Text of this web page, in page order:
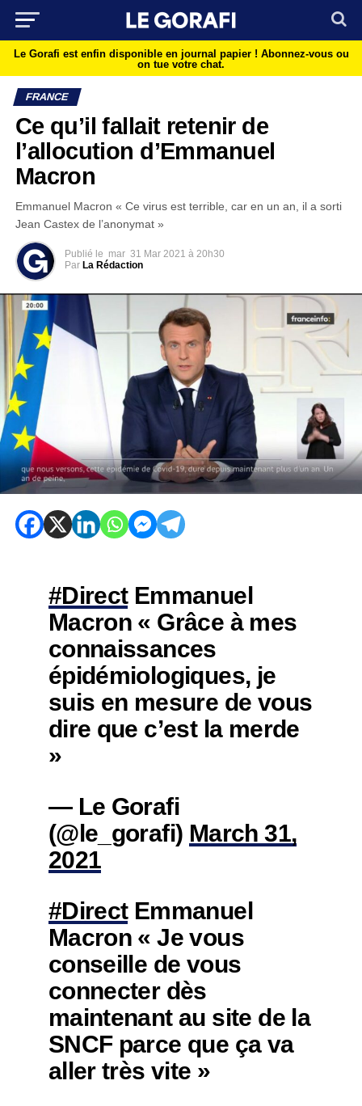
Le Gorafi est enfin disponible en journal papier ! Abonnez-vous ou
on tue votre chat.
FRANCE
Ce qu’il fallait retenir de
l’allocution d’Emmanuel
Macron
Emmanuel Macron « Ce virus est terrible, car en un an, il a sorti
Jean Castex de l’anonymat »
Publié le mar 31 Mar 2021 à 20h30
Par La Rédaction
#DirectEmmanuel
Macron « Grâce à mes
connaissances
épidémiologiques, je
suis en mesure de vous
dire que c’est la merde
»
— Le Gorafi
(@le_gorafi) March 31,
2021
#DirectEmmanuel
Macron « Je vous
conseille de vous
connecter dès
maintenant au site de la
SNCF parce que ça va
aller très vite »